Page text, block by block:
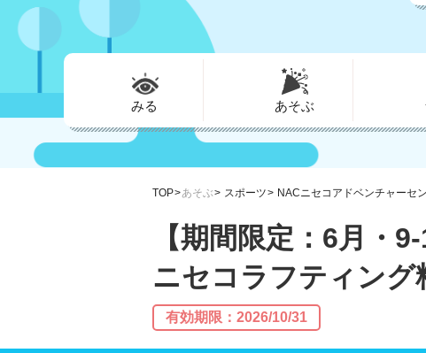
みる あそぶ
TOP あそぶ スポーツ NACニセコアドベンチャーセ
【期間限定：6月・
ニセコラフティング
有効期限：2026/10/31